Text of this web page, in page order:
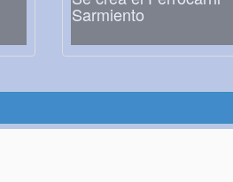
Sarmiento